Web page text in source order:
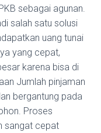
N
sebagai agunan.
salah satu solusi
uang tunai
yang cepat,
karena bisa di
Jumlah pinjaman
bergantung pada
Proses
sangat cepat